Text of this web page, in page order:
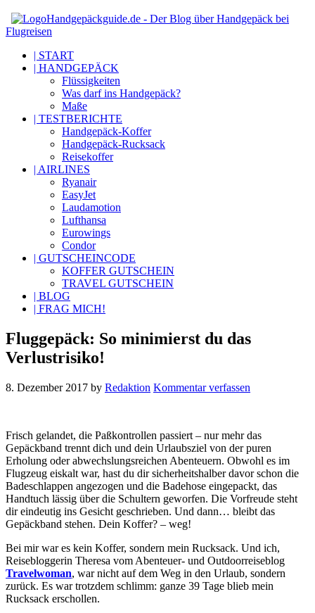
Handgepäckguide.de - Der Blog über Handgepäck bei
Flugreisen
| START
| HANDGEPÄCK
Flüssigkeiten
Was darf ins Handgepäck?
Maße
| TESTBERICHTE
Handgepäck-Koffer
Handgepäck-Rucksack
Reisekoffer
| AIRLINES
Ryanair
EasyJet
Laudamotion
Lufthansa
Eurowings
Condor
| GUTSCHEINCODE
KOFFER GUTSCHEIN
TRAVEL GUTSCHEIN
| BLOG
| FRAG MICH!
Fluggepäck: So minimierst du das
Verlustrisiko!
8. Dezember 2017 by Redaktion Kommentar verfassen
Frisch gelandet, die Paßkontrollen passiert – nur mehr das
Gepäckband trennt dich und dein Urlaubsziel von der puren
Erholung oder abwechslungsreichen Abenteuern. Obwohl es im
Flugzeug eiskalt war, hast du dir sicherheitshalber davor schon die
Badeschlappen angezogen und die Badehose eingepackt, das
Handtuch lässig über die Schultern geworfen. Die Vorfreude steht
dir eindeutig ins Gesicht geschrieben. Und dann… bleibt das
Gepäckband stehen. Dein Koffer? – weg!
Bei mir war es kein Koffer, sondern mein Rucksack. Und ich,
Reisebloggerin Theresa vom Abenteuer- und Outdoorreiseblog
Travelwoman, war nicht auf dem Weg in den Urlaub, sondern
zurück. Es war trotzdem schlimm: ganze 39 Tage blieb mein
Rucksack erschollen.